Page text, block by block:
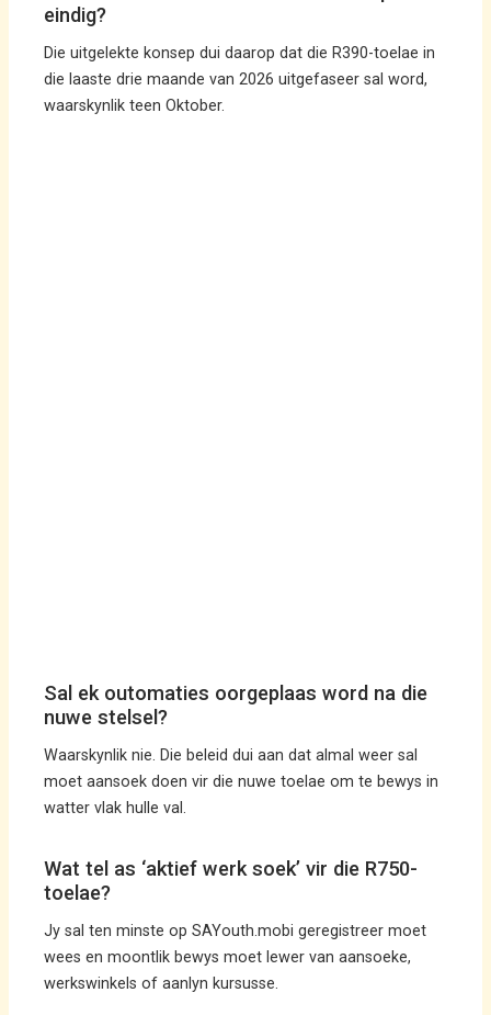
eindig?
Die uitgelekte konsep dui daarop dat die R390-toelae in
die laaste drie maande van 2026 uitgefaseer sal word,
waarskynlik teen Oktober.
Sal ek outomaties oorgeplaas word na die
nuwe stelsel?
Waarskynlik nie. Die beleid dui aan dat almal weer sal
moet aansoek doen vir die nuwe toelae om te bewys in
watter vlak hulle val.
Wat tel as ‘aktief werk soek’ vir die R750-
toelae?
Jy sal ten minste op SAYouth.mobi geregistreer moet
wees en moontlik bewys moet lewer van aansoeke,
werkswinkels of aanlyn kursusse.